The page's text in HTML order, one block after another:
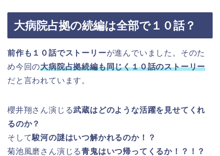
大病院占拠の続編は全部で１０話？
前作も１０話でストーリーが進んでいました。そのた
め今回の大病院占拠続編も同じく１０話のストーリー
だと言われています。
櫻井翔さん演じる武蔵はどのような活躍を見せてくれ
るのか？
そして駿河の謎はいつ解かれるのか！？
菊池風磨さん演じる青鬼はいつ帰ってくるか！？！？